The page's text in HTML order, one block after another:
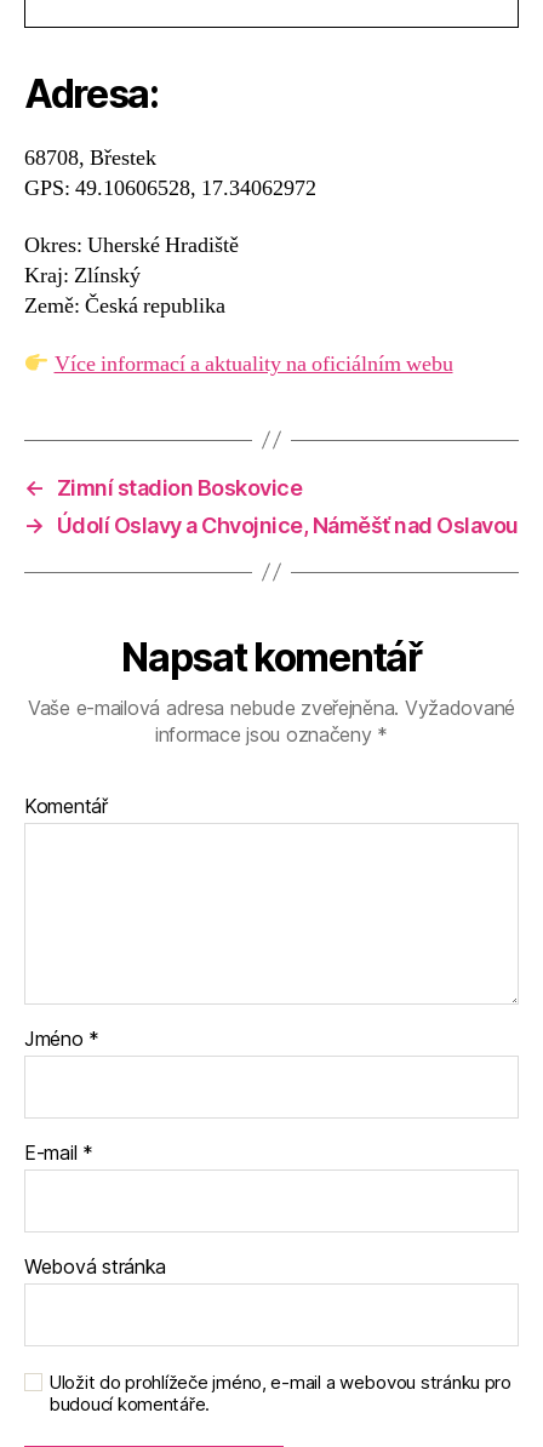
Adresa:
68708, Břestek
GPS: 49.10606528, 17.34062972
Okres: Uherské Hradiště
Kraj: Zlínský
Země: Česká republika
Více informací a aktuality na oficiálním webu
←
Zimní stadion Boskovice
→
Údolí Oslavy a Chvojnice, Náměšť nad Oslavou
Napsat komentář
Vaše e-mailová adresa nebude zveřejněna. Vyžadované
informace jsou označeny *
Komentář
Jméno *
E-mail *
Webová stránka
Uložit do prohlížeče jméno, e-mail a webovou stránku pro
budoucí komentáře.